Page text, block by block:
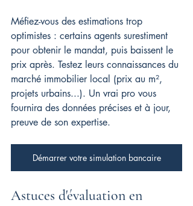
Méfiez-vous des estimations trop
optimistes : certains agents surestiment
pour obtenir le mandat, puis baissent le
prix après. Testez leurs connaissances du
marché immobilier local (prix au m²,
projets urbains...). Un vrai pro vous
fournira des données précises et à jour,
preuve de son expertise.
Démarrer votre simulation bancaire
Astuces d'évaluation en